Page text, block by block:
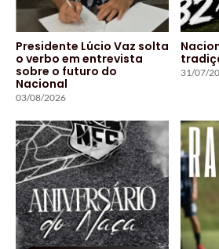
Presidente Lúcio Vaz solta
o verbo em entrevista
sobre o futuro do
Nacional
03/08/2026
31/07/